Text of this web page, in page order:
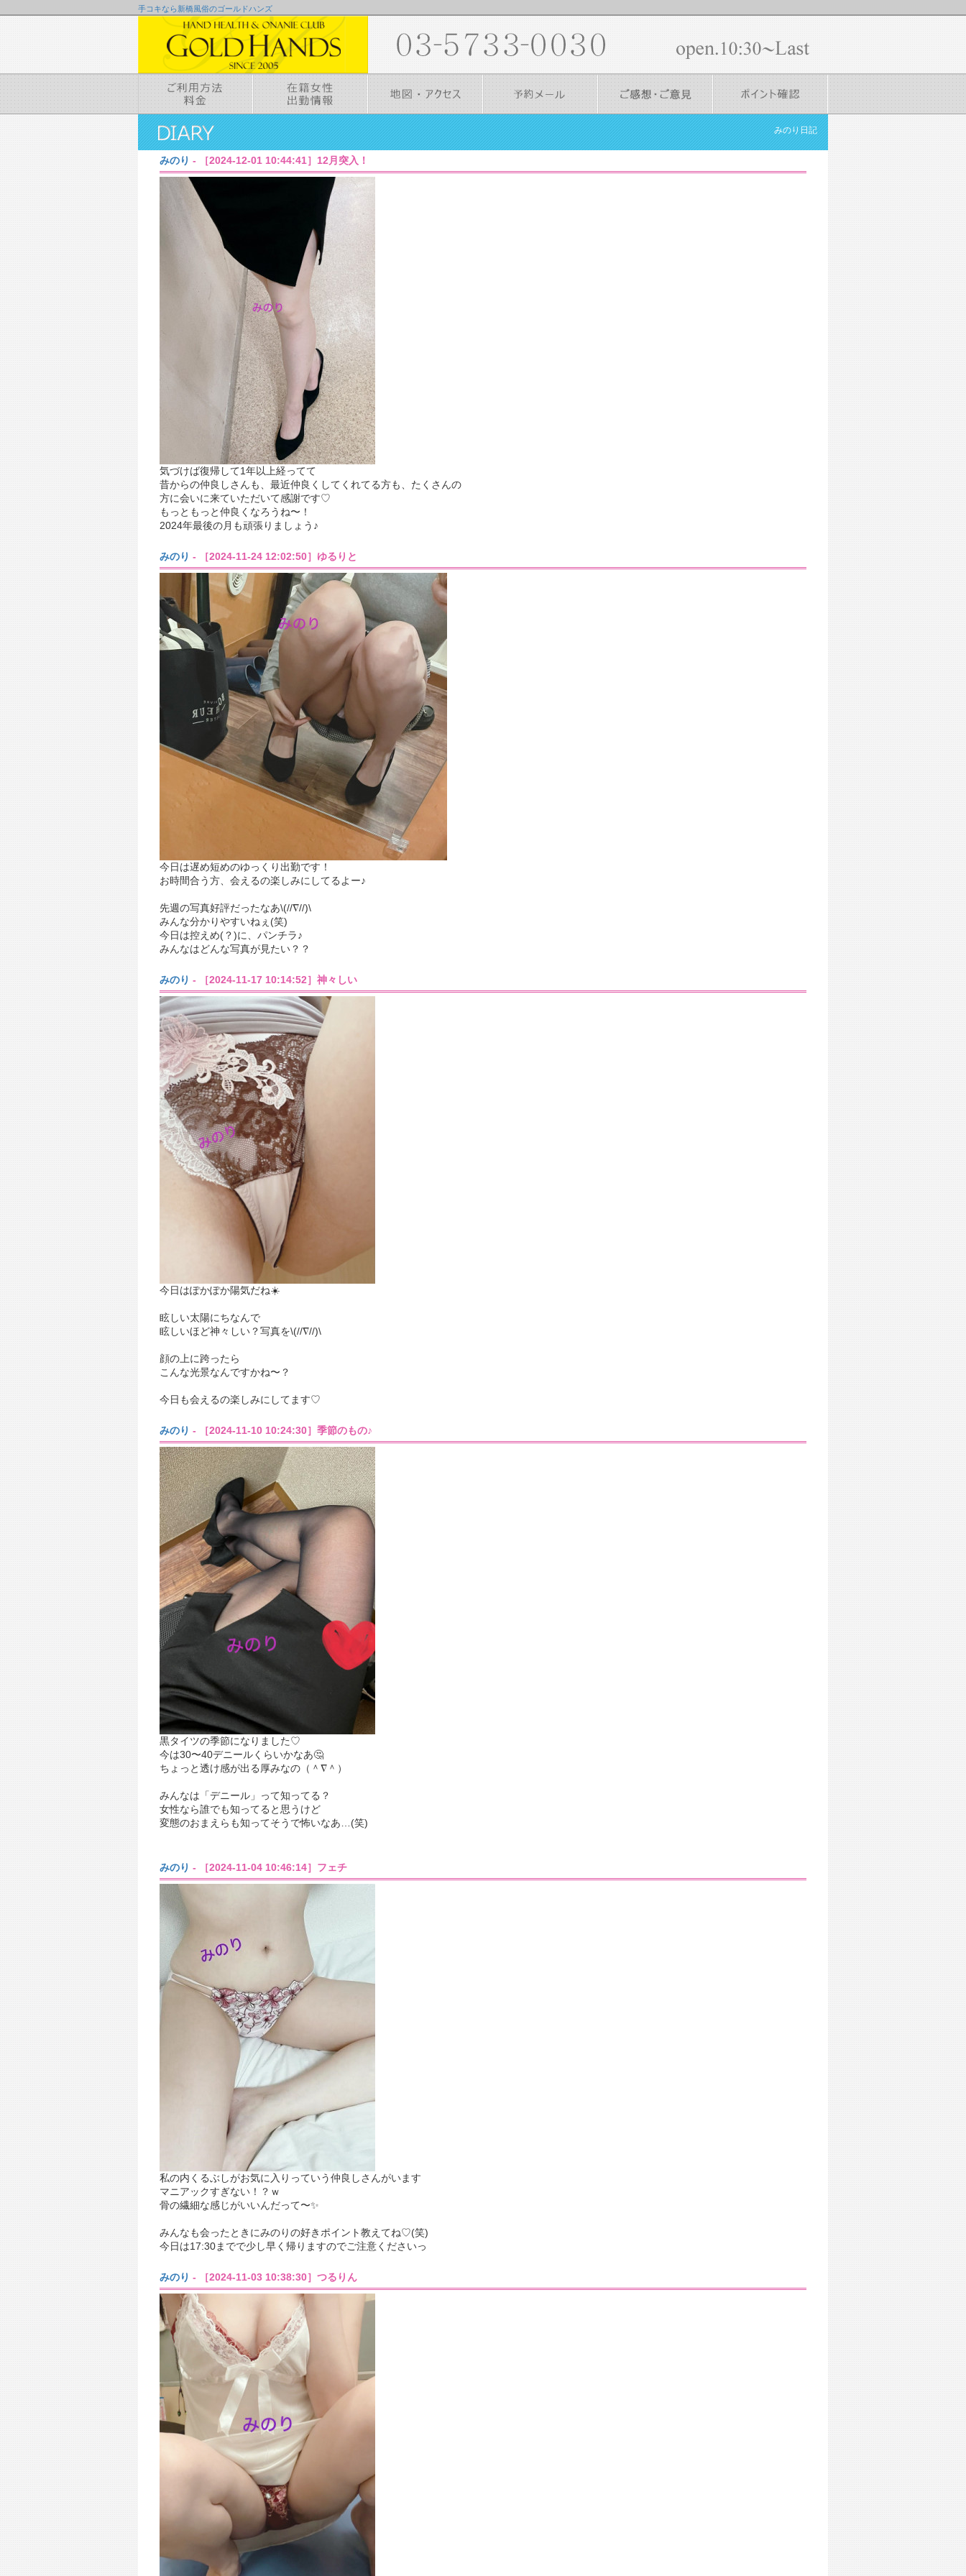
手コキなら新橋風俗のゴールドハンズ
みのり日記
みのり - ［2024-12-01 10:44:41］12月突入！
気づけば復帰して1年以上経ってて
昔からの仲良しさんも、最近仲良くしてくれてる方も、たくさんの
方に会いに来ていただいて感謝です♡
もっともっと仲良くなろうね〜！
2024年最後の月も頑張りましょう♪
みのり - ［2024-11-24 12:02:50］ゆるりと
今日は遅め短めのゆっくり出勤です！
お時間合う方、会えるの楽しみにしてるよー♪
先週の写真好評だったなあ\(//∇//)\
みんな分かりやすいねぇ(笑)
今日は控えめ(？)に、パンチラ♪
みんなはどんな写真が見たい？？
みのり - ［2024-11-17 10:14:52］神々しい
今日はぽかぽか陽気だね☀️
眩しい太陽にちなんで
眩しいほど神々しい？写真を\(//∇//)\
顔の上に跨ったら
こんな光景なんですかね〜？
今日も会えるの楽しみにしてます♡
みのり - ［2024-11-10 10:24:30］季節のもの♪
黒タイツの季節になりました♡
今は30〜40デニールくらいかなあ🤔
ちょっと透け感が出る厚みなの（＾∇＾）
みんなは「デニール」って知ってる？
女性なら誰でも知ってると思うけど
変態のおまえらも知ってそうで怖いなあ…(笑)
みのり - ［2024-11-04 10:46:14］フェチ
私の内くるぶしがお気に入りっていう仲良しさんがいます
マニアックすぎない！？ｗ
骨の繊細な感じがいいんだって〜✨
みんなも会ったときにみのりの好きポイント教えてね♡(笑)
今日は17:30までで少し早く帰りますのでご注意くださいっ
みのり - ［2024-11-03 10:38:30］つるりん